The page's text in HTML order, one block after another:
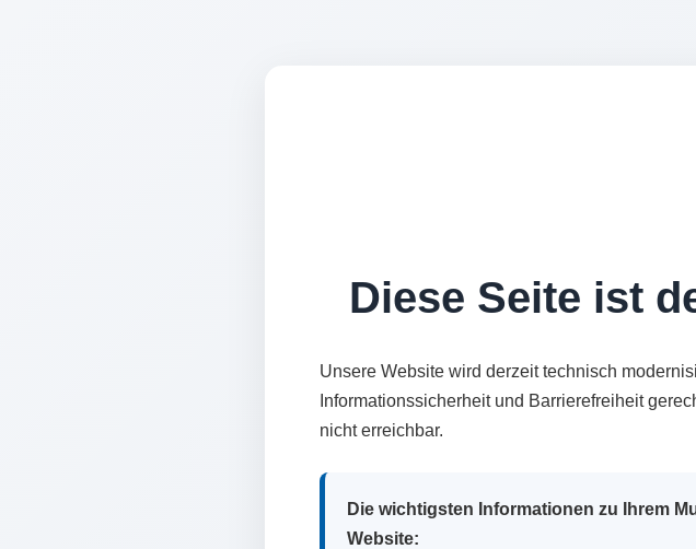
Diese Seite ist
Unsere Website wird derzeit technisch
Informationssicherheit und Barrierefreiheit
nicht erreichbar.
Die wichtigsten Informationen zu Ihrem
Website: